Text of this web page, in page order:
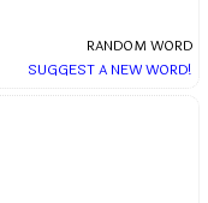
RANDOM WORD
SUGGEST A NEW WORD!